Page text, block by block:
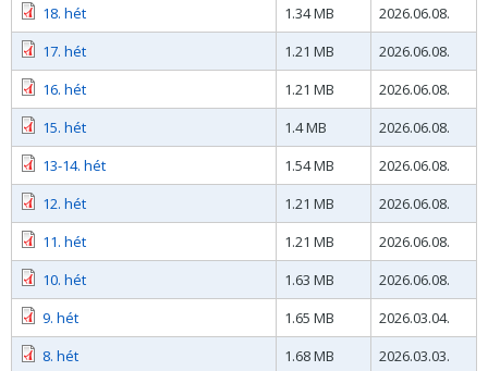
18. hét
1.34 MB
2026.06.08.
17. hét
1.21 MB
2026.06.08.
16. hét
1.21 MB
2026.06.08.
15. hét
1.4 MB
2026.06.08.
13-14. hét
1.54 MB
2026.06.08.
12. hét
1.21 MB
2026.06.08.
11. hét
1.21 MB
2026.06.08.
10. hét
1.63 MB
2026.06.08.
9. hét
1.65 MB
2026.03.04.
8. hét
1.68 MB
2026.03.03.